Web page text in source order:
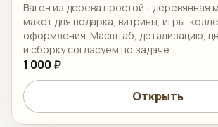
Вагон из дерева простой - деревянная
макет для подарка, витрины, игры,
оформления. Масштаб, детализацию,
и сборку согласуем по задаче.
1 000 ₽
Открыть